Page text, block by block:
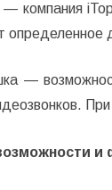
— компания
определенное
—
и